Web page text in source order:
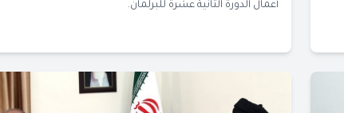
أعمال الدورة الثانية عشرة للبرلمان.